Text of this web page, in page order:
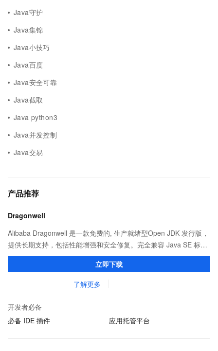
Java守护
Java集锦
Java小技巧
Java百度
Java安全可靠
Java截取
Java python3
Java并发控制
Java交易
产品推荐
Dragonwell
Alibaba Dragonwell 是一款免费的, 生产就绪型Open JDK 发行版，
提供长期支持，包括性能增强和安全修复。完全兼容 Java SE 标
准，您可以在任何常用操作系统（包括 Linux、Windows 和
macOS）上开发 Java 应用程序。立即下载
了解更多
开发者必备
必备 IDE 插件
应用托管平台